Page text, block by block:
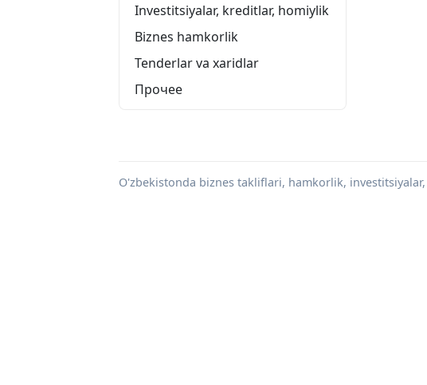
Investitsiyalar, kreditlar, homiylik
Biznes hamkorlik
Tenderlar va xaridlar
Прочее
O'zbekistonda biznes takliflari, hamkorlik,